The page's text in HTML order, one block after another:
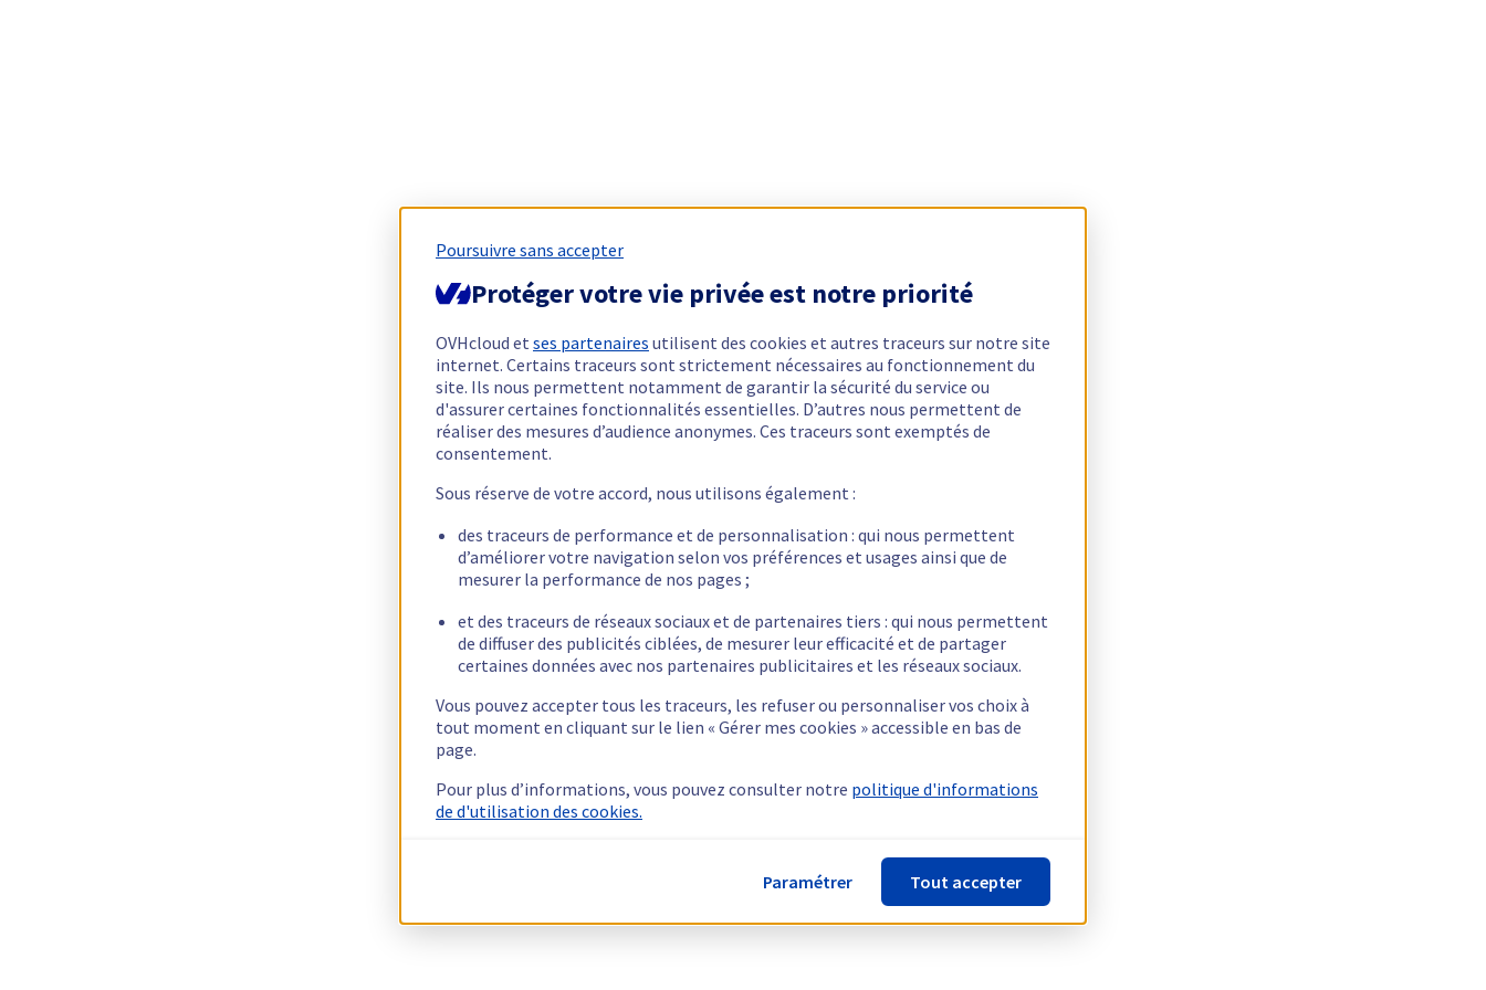
Poursuivre sans accepter
Protéger votre vie privée est notre priorité
OVHcloud et ses partenaires utilisent des cookies et autres traceurs sur notre site
internet. Certains traceurs sont strictement nécessaires au fonctionnement du
site. Ils nous permettent notamment de garantir la sécurité du service ou
d'assurer certaines fonctionnalités essentielles. D’autres nous permettent de
réaliser des mesures d’audience anonymes. Ces traceurs sont exemptés de
consentement.
Sous réserve de votre accord, nous utilisons également :
des traceurs de performance et de personnalisation : qui nous permettent
d’améliorer votre navigation selon vos préférences et usages ainsi que de
mesurer la performance de nos pages ;
et des traceurs de réseaux sociaux et de partenaires tiers : qui nous permettent
de diffuser des publicités ciblées, de mesurer leur efficacité et de partager
certaines données avec nos partenaires publicitaires et les réseaux sociaux.
Vous pouvez accepter tous les traceurs, les refuser ou personnaliser vos choix à
tout moment en cliquant sur le lien « Gérer mes cookies » accessible en bas de
page.
Pour plus d’informations, vous pouvez consulter notre politique d'informations
de d'utilisation des cookies.
Paramétrer Tout accepter